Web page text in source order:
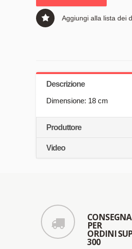
Aggiungi alla lista dei
Descrizione
Dimensione: 18 cm
Produttore
Video
PER
ORDINI
300